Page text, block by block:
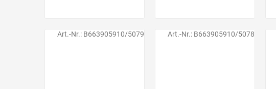
Art.-Nr.: B663905910/5079 Art.-Nr.: B663905910/5078